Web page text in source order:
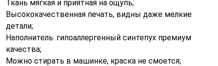
Ткань мягкая и приятная на ощупь;
Высококачественная печать, видны даже мелкие
детали;
Наполнитель: гипоаллергенный синтепух премиум
качества;
Можно стирать в машинке, краска не смоется;